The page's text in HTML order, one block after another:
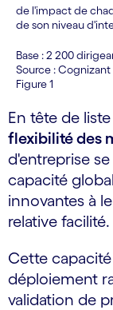
de l'impact de
de son niveau
Base : 2 200
Source :
Figure 1
En tête de
flexibilité des
d'entreprise
capacité
innovantes à
relative facilité.
Cette
déploiement
validation de